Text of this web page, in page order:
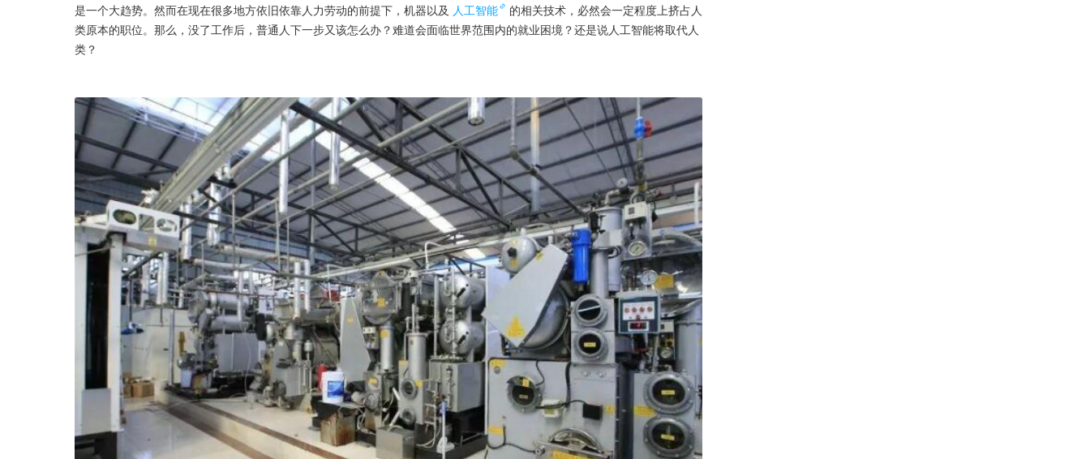
是一个大趋势。然而在现在很多地方依旧依靠人力劳动的前提下，机器以及 人工智能
的相关技术，必然会一定程度上挤占人
类原本的职位。那么，没了工作后，普通人下一步又该怎么办？难道会面临世界范围内的就业困境？还是说人工智能将取代人
类？